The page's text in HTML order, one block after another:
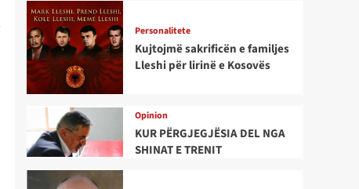
Personalitete
Kujtojmë sakrificën e familjes
Lleshi për lirinë e Kosovës
Opinion
KUR PËRGJEGJËSIA DEL NGA
SHINAT E TRENIT